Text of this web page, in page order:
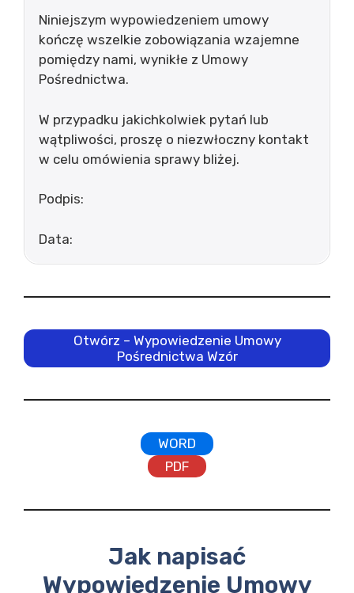
Niniejszym wypowiedzeniem umowy
kończę wszelkie zobowiązania wzajemne
pomiędzy nami, wynikłe z Umowy
Pośrednictwa.
W przypadku jakichkolwiek pytań lub
wątpliwości, proszę o niezwłoczny kontakt
w celu omówienia sprawy bliżej.
Podpis:
Data:
Otwórz – Wypowiedzenie Umowy
Pośrednictwa Wzór
WORD
PDF
Jak napisać
Wypowiedzenie Umowy